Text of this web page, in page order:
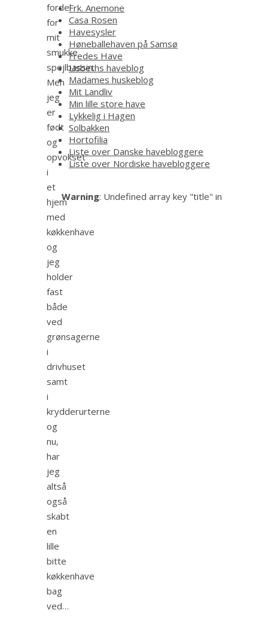
fordel
for
mit
smukke
spejlbassin.
Men
jeg
er
født
og
opvokset
i
et
hjem
med
køkkenhave
og
jeg
holder
fast
både
ved
grønsagerne
i
drivhuset
samt
i
krydderurterne
og
nu,
har
jeg
altså
også
skabt
en
lille
bitte
køkkenhave
bag
ved…
Frk. Anemone
Casa Rosen
Havesysler
Høneballehaven på Samsø
Fredes Have
Lisbeths haveblog
Madames huskeblog
Mit Landliv
Min lille store have
Lykkelig i Hagen
Solbakken
Hortofilia
Liste over Danske havebloggere
Liste over Nordiske havebloggere
Warning: Undefined array key "title" in